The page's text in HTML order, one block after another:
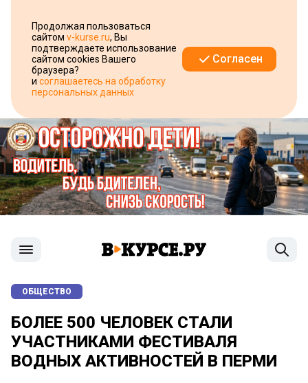
Продолжая пользоваться
сайтом v-kurse.ru, Вы
подтверждаете использование
сайтом cookies Вашего
браузера?
и соглашаетесь на обработку
персональных данных
Согласен
ОБЩЕСТВО
БОЛЕЕ 500 ЧЕЛОВЕК СТАЛИ
УЧАСТНИКАМИ ФЕСТИВАЛЯ
ВОДНЫХ АКТИВНОСТЕЙ В ПЕРМИ